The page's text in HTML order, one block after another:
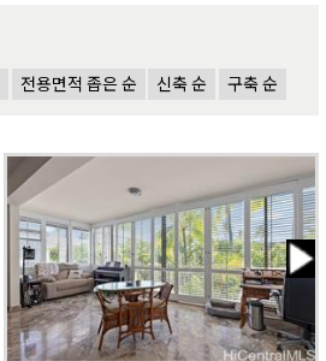
전용면적 좁은 순 신축 순 구축 순